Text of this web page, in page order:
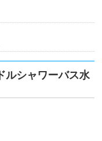
ルシャワーバス水